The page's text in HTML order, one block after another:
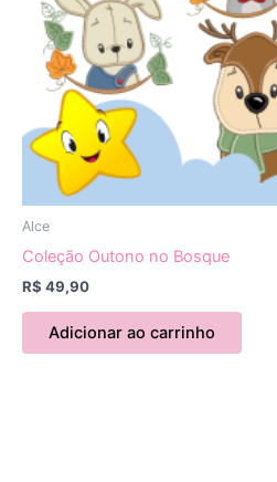
Alce
Coleção Outono no Bosque
R$ 49,90
Adicionar ao carrinho